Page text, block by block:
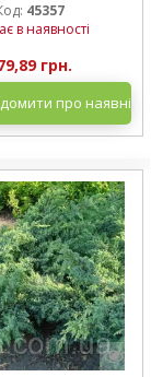
45357
в наявності
грн.
про